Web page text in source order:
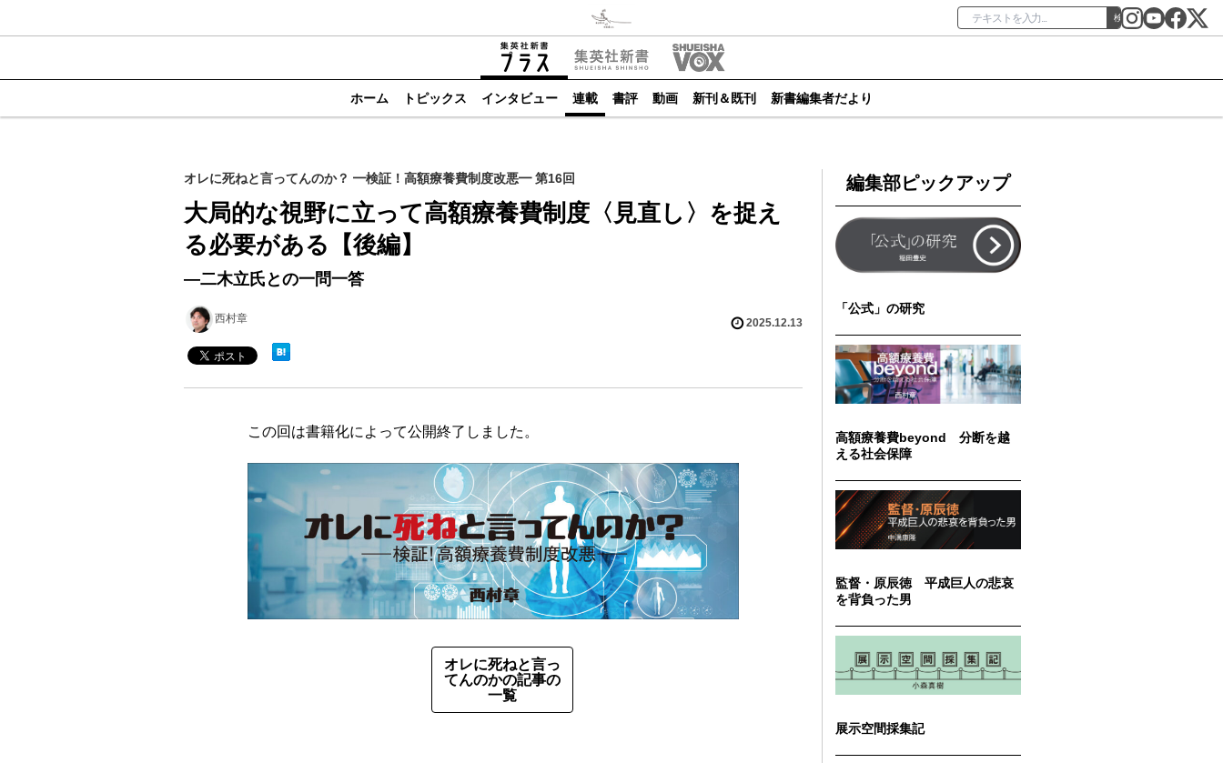
検索
ホーム トピックス インタビュー 連載 書評 動画 新刊＆既刊 新書編集者だより
オレに死ねと言ってんのか？ ━検証！高額療養費制度改悪━ 第16回
大局的な視野に立って高額療養費制度〈見直し〉を捉え
る必要がある【後編】
―二木立氏との一問一答
西村章 2025.12.13
この回は書籍化によって公開終了しました。
オレに死ねと言っ
てんのかの記事の
一覧
編集部ピックアップ
「公式」の研究
高額療養費beyond 分断を越
える社会保障
監督・原辰徳 平成巨人の悲哀
を背負った男
展示空間採集記